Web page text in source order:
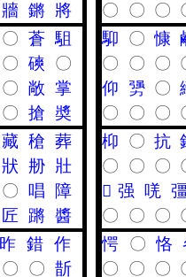
牆 鏘 將
〇 蒼 駔
〇 磢
〇
〇 敞 掌
〇 搶 奬
藏 䅮 葬
狀 刱 壯
〇 唱
障
匠 蹡 醬
昨 錯 作
〇 〇 斮
〇
〇 〇
䭹
〇 慷
〇
〇 〇
仰
勥 〇
〇
〇 〇
枊
〇 抗
〇
〇 〇
𨋕 强 唴 彊
〇
〇 〇
愕
〇 恪
〇
〇 〇